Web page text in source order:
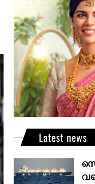
Latest news